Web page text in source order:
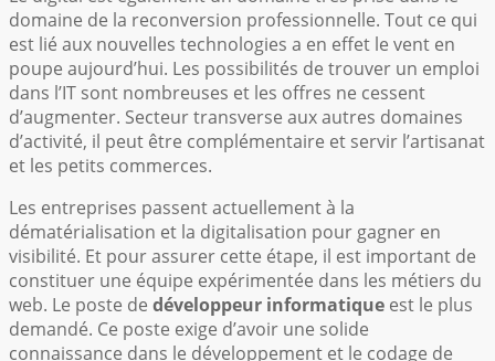
domaine de la reconversion professionnelle. Tout ce qui
est lié aux nouvelles technologies a en effet le vent en
poupe aujourd’hui. Les possibilités de trouver un emploi
dans l’IT sont nombreuses et les offres ne cessent
d’augmenter. Secteur transverse aux autres domaines
d’activité, il peut être complémentaire et servir l’artisanat
et les petits commerces.
Les entreprises passent actuellement à la
dématérialisation et la digitalisation pour gagner en
visibilité. Et pour assurer cette étape, il est important de
constituer une équipe expérimentée dans les métiers du
web. Le poste de développeur informatique est le plus
demandé. Ce poste exige d’avoir une solide
connaissance dans le développement et le codage de